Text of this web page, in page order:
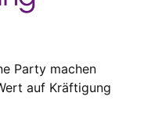
Party machen
auf Kräftigung